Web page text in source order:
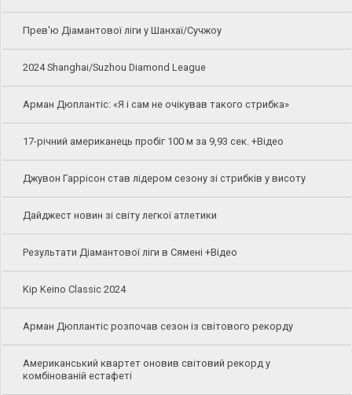
Прев'ю Діамантової ліги у Шанхаї/Сучжоу
2024 Shanghai/Suzhou Diamond League
Арман Дюплантіс: «Я і сам не очікував такого стрибка»
17-річний американець пробіг 100 м за 9,93 сек. +Відео
Джувон Гаррісон став лідером сезону зі стрибків у висоту
Дайджест новин зі світу легкої атлетики
Результати Діамантової ліги в Сямені +Відео
Kip Keino Classic 2024
Арман Дюплантіс розпочав сезон із світового рекорду
Американський квартет оновив світовий рекорд у
комбінованій естафеті